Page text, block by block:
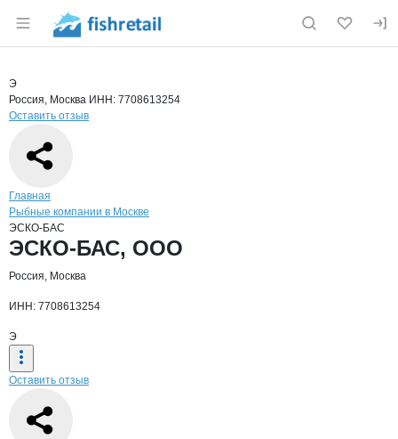
Раздел навигации по сайту fishretail.ru
Страница компании
Страница компании
Краткая информация о компании
Э
Россия, Москва ИНН: 7708613254
Оставить отзыв
Навигация по сайту
Главная
Рыбные компании в Москве
ЭСКО-БАС
Основная информация о компании
ЭСКО-БАС, ООО
Россия, Москва
ИНН: 7708613254
Э
Оставить отзыв